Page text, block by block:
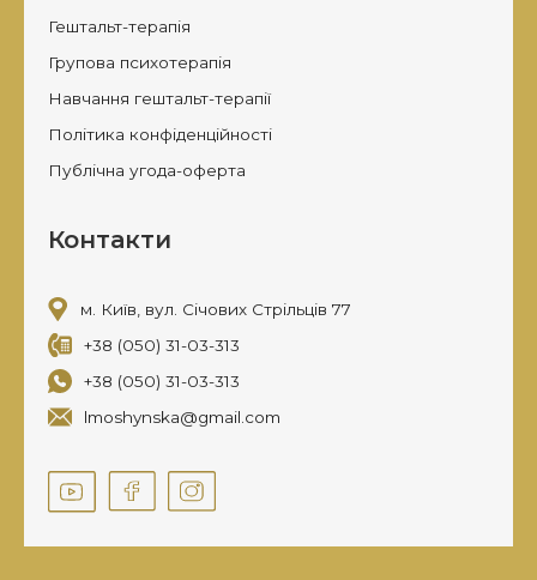
Гештальт-терапія
Групова психотерапія
Навчання гештальт-терапії
Політика конфіденційності
Публічна угода-оферта
Контакти
м. Київ, вул. Січових Стрільців 77
+38 (050) 31-03-313
+38 (050) 31-03-313
lmoshynska@gmail.com